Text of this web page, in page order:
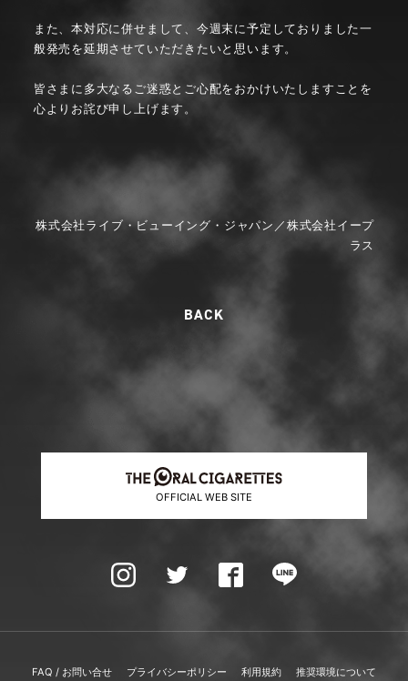
また、本対応に併せまして、今週末に予定しておりました一
般発売を延期させていただきたいと思います。
皆さまに多大なるご迷惑とご心配をおかけいたしますことを
心よりお詫び申し上げます。
株式会社ライブ・ビューイング・ジャパン／株式会社イープ
ラス
OFFICIAL WEB SITE
FAQ / お問い合せ プライバシーポリシー 利用規約 推奨環境について